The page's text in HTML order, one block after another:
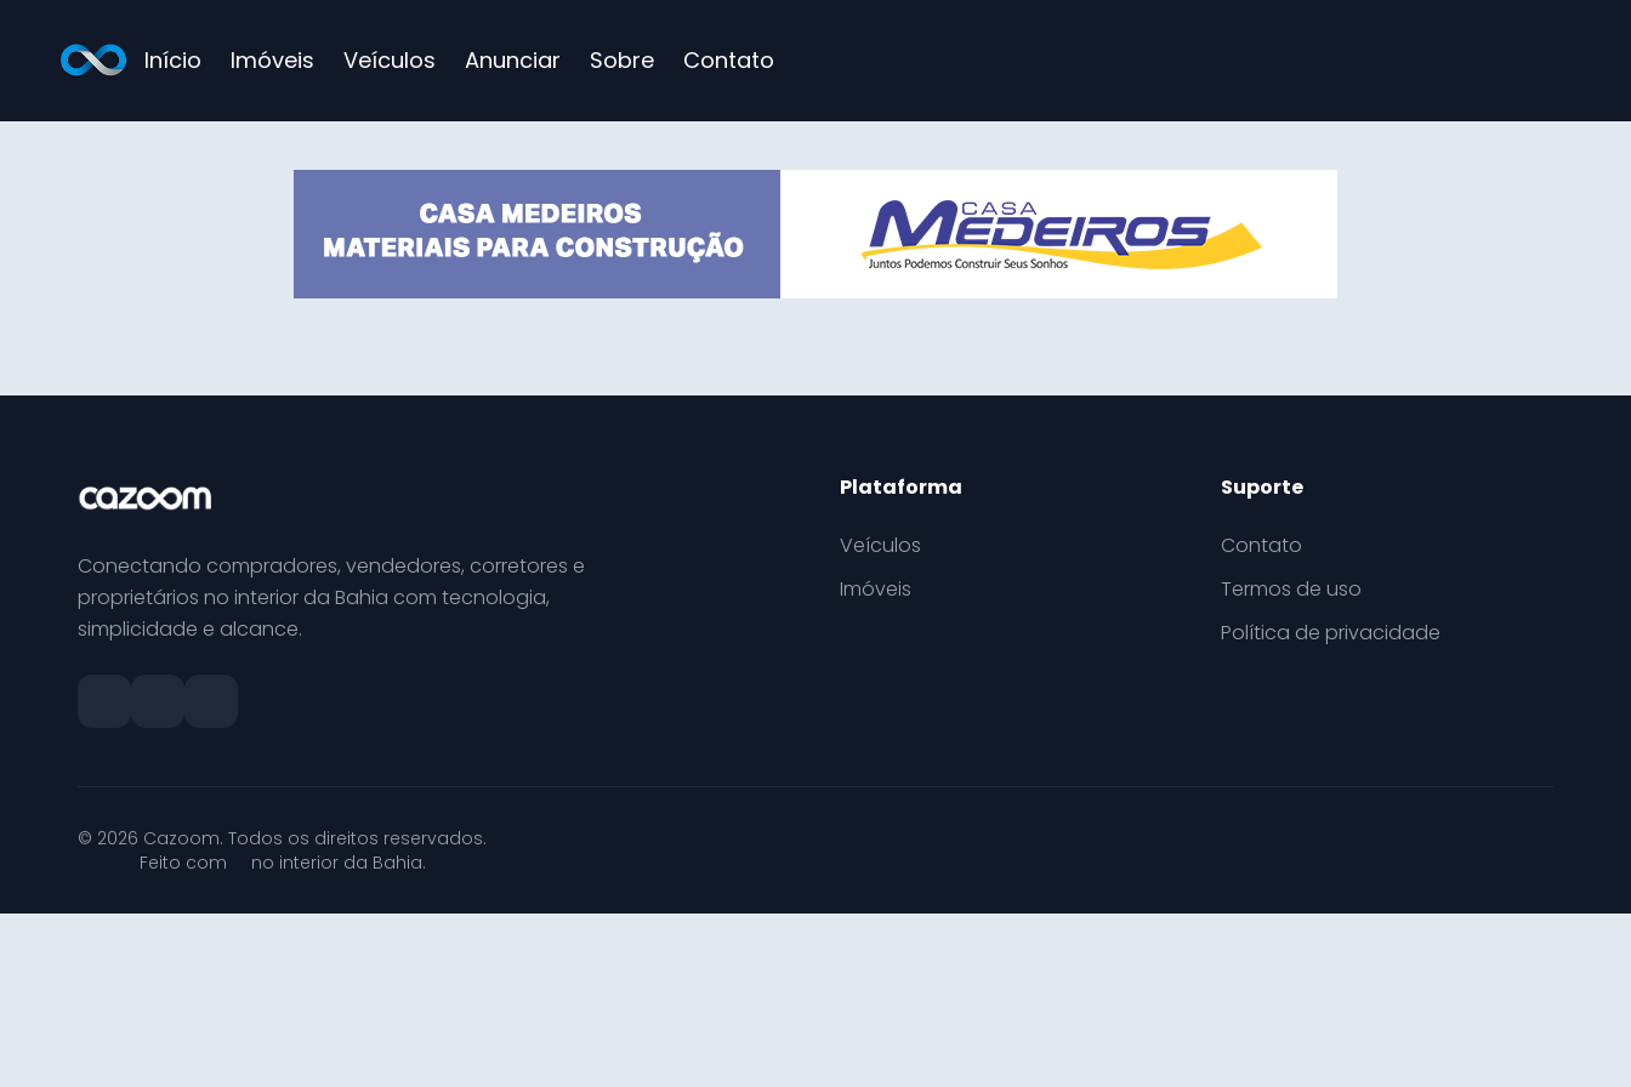
Início Imóveis Veículos Anunciar Sobre Contato
Conectando compradores, vendedores, corretores e
proprietários no interior da Bahia com tecnologia,
simplicidade e alcance.
Plataforma
Veículos
Imóveis
Suporte
Contato
Termos de uso
Política de privacidade
© 2026 Cazoom. Todos os direitos reservados.
Feito com
no interior da Bahia.